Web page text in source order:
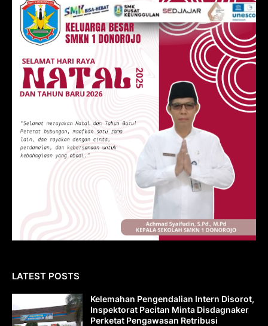
LATEST POSTS
Kelemahan Pengendalian Intern Disorot,
Inspektorat Pacitan Minta Disdagnaker
Perketat Pengawasan Retribusi